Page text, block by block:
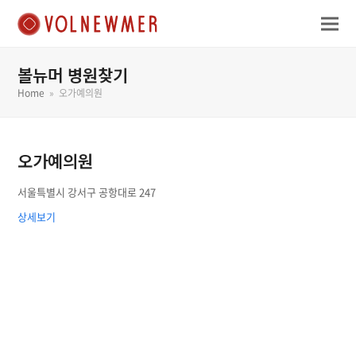
볼뉴머 병원찾기
Home » 오가예의원
오가예의원
서울특별시 강서구 공항대로 247
상세보기